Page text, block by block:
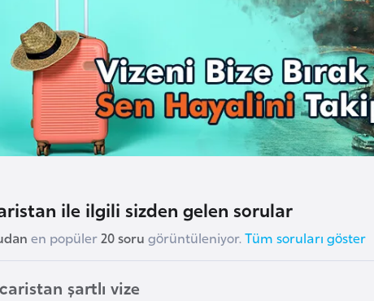
ile ilgili sizden gelen sorular
en popüler20 soru görüntüleniyor.Tüm soruları göster
şartlı vize